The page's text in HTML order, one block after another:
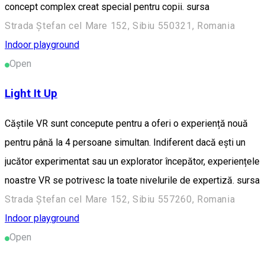
concept complex creat special pentru copii. sursa
Strada Ștefan cel Mare 152, Sibiu 550321, Romania
Indoor playground
Open
Light It Up
Căștile VR sunt concepute pentru a oferi o experiență nouă
pentru până la 4 persoane simultan. Indiferent dacă ești un
jucător experimentat sau un explorator începător, experiențele
noastre VR se potrivesc la toate nivelurile de expertiză. sursa
Strada Ștefan cel Mare 152, Sibiu 557260, Romania
Indoor playground
Open